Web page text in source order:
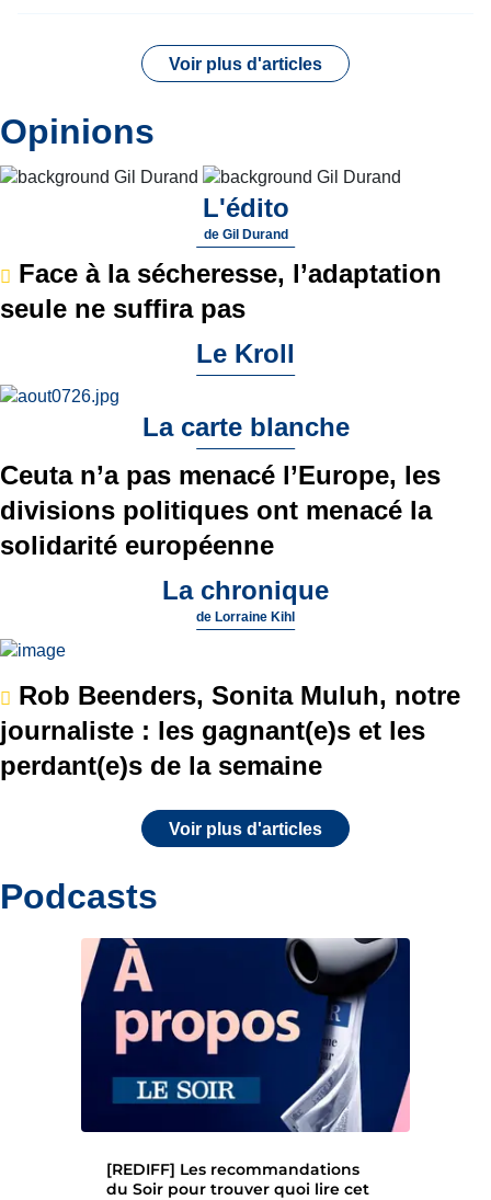
Voir plus d'articles
Opinions
L'édito
de Gil Durand
Face à la sécheresse, l’adaptation
seule ne suffira pas
Le Kroll
La carte blanche
Ceuta n’a pas menacé l’Europe, les
divisions politiques ont menacé la
solidarité européenne
La chronique
de Lorraine Kihl
Rob Beenders, Sonita Muluh, notre
journaliste : les gagnant(e)s et les
perdant(e)s de la semaine
Voir plus d'articles
Podcasts